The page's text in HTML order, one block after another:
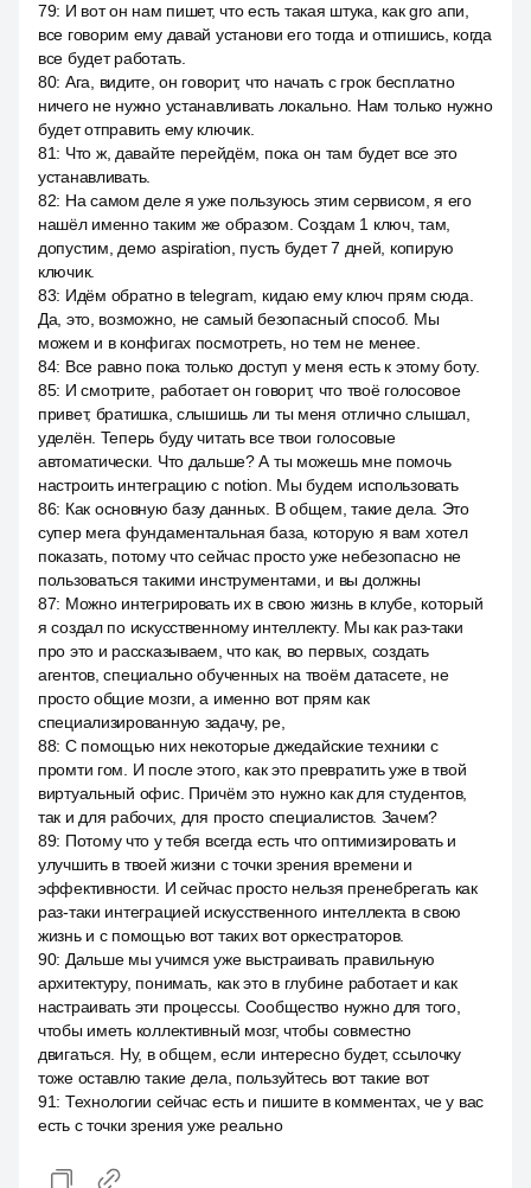
79: И вот он нам пишет, что есть такая штука, как gro апи,
все говорим ему давай установи его тогда и отпишись, когда
все будет работать.
80: Ага, видите, он говорит, что начать с грок бесплатно
ничего не нужно устанавливать локально. Нам только нужно
будет отправить ему ключик.
81: Что ж, давайте перейдём, пока он там будет все это
устанавливать.
82: На самом деле я уже пользуюсь этим сервисом, я его
нашёл именно таким же образом. Создам 1 ключ, там,
допустим, демо aspiration, пусть будет 7 дней, копирую
ключик.
83: Идём обратно в telegram, кидаю ему ключ прям сюда.
Да, это, возможно, не самый безопасный способ. Мы
можем и в конфигах посмотреть, но тем не менее.
84: Все равно пока только доступ у меня есть к этому боту.
85: И смотрите, работает он говорит, что твоё голосовое
привет, братишка, слышишь ли ты меня отлично слышал,
уделён. Теперь буду читать все твои голосовые
автоматически. Что дальше? А ты можешь мне помочь
настроить интеграцию с notion. Мы будем использовать
86: Как основную базу данных. В общем, такие дела. Это
супер мега фундаментальная база, которую я вам хотел
показать, потому что сейчас просто уже небезопасно не
пользоваться такими инструментами, и вы должны
87: Можно интегрировать их в свою жизнь в клубе, который
я создал по искусственному интеллекту. Мы как раз-таки
про это и рассказываем, что как, во первых, создать
агентов, специально обученных на твоём датасете, не
просто общие мозги, а именно вот прям как
специализированную задачу, ре,
88: С помощью них некоторые джедайские техники с
промти гом. И после этого, как это превратить уже в твой
виртуальный офис. Причём это нужно как для студентов,
так и для рабочих, для просто специалистов. Зачем?
89: Потому что у тебя всегда есть что оптимизировать и
улучшить в твоей жизни с точки зрения времени и
эффективности. И сейчас просто нельзя пренебрегать как
раз-таки интеграцией искусственного интеллекта в свою
жизнь и с помощью вот таких вот оркестраторов.
90: Дальше мы учимся уже выстраивать правильную
архитектуру, понимать, как это в глубине работает и как
настраивать эти процессы. Сообщество нужно для того,
чтобы иметь коллективный мозг, чтобы совместно
двигаться. Ну, в общем, если интересно будет, ссылочку
тоже оставлю такие дела, пользуйтесь вот такие вот
91: Технологии сейчас есть и пишите в комментах, че у вас
есть с точки зрения уже реально